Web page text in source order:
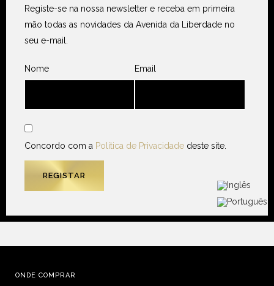
Registe-se na nossa newsletter e receba em primeira
mão todas as novidades da Avenida da Liberdade no
seu e-mail.
Nome Email
Concordo com a Política de Privacidade deste site.
ONDE COMPRAR